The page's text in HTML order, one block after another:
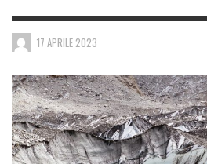
17 APRILE 2023